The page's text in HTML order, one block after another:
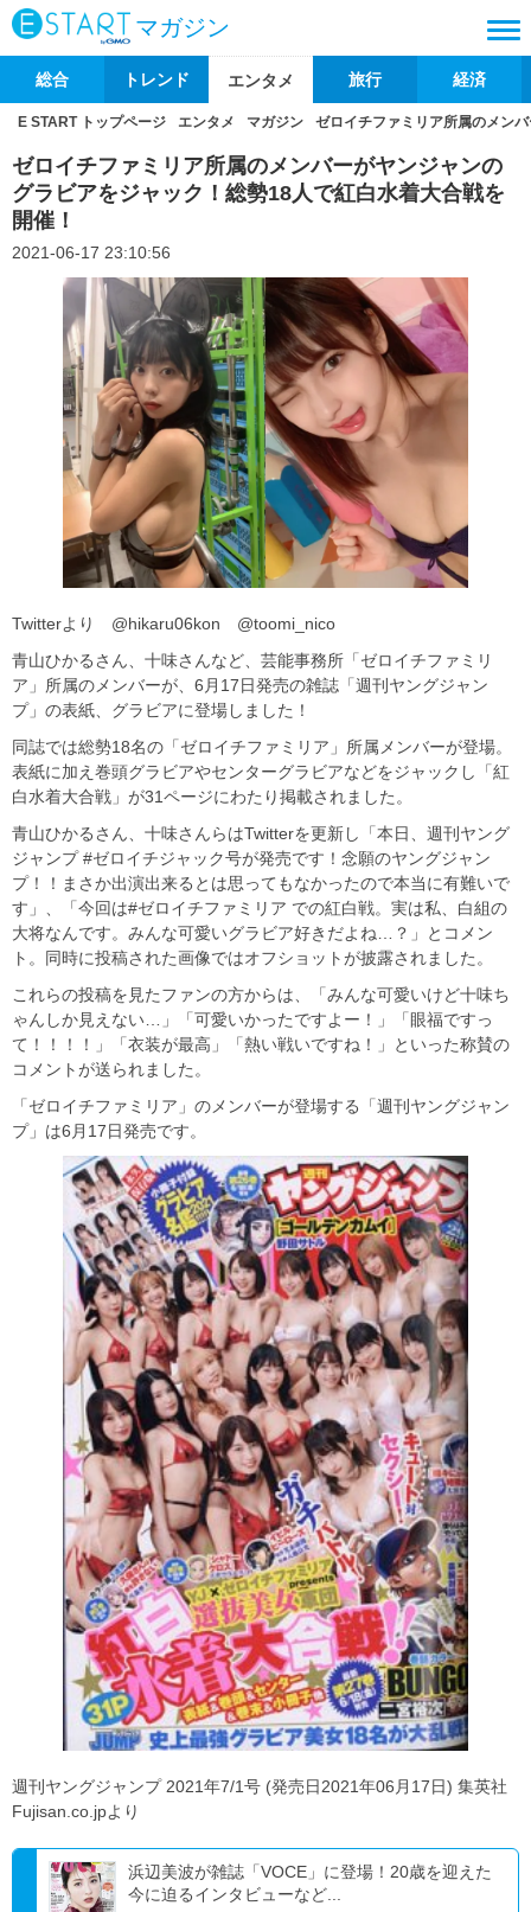
マガジン
総合 トレンド エンタメ 旅行 経済
E START トップページ エンタメ マガジン ゼロイチファミリア所属のメン
ゼロイチファミリア所属のメンバーがヤンジャンの
グラビアをジャック！総勢18人で紅白水着大合戦を
開催！
2021-06-17 23:10:56
Twitterより @hikaru06kon @toomi_nico
青山ひかるさん、十味さんなど、芸能事務所「ゼロイチファミリ
ア」所属のメンバーが、6月17日発売の雑誌「週刊ヤングジャン
プ」の表紙、グラビアに登場しました！
同誌では総勢18名の「ゼロイチファミリア」所属メンバーが登場。
表紙に加え巻頭グラビアやセンターグラビアなどをジャックし「紅
白水着大合戦」が31ページにわたり掲載されました。
青山ひかるさん、十味さんらはTwitterを更新し「本日、週刊ヤング
ジャンプ #ゼロイチジャック号が発売です！念願のヤングジャン
プ！！まさか出演出来るとは思ってもなかったので本当に有難いで
す」、「今回は#ゼロイチファミリア での紅白戦。実は私、白組の
大将なんです。みんな可愛いグラビア好きだよね…？」とコメン
ト。同時に投稿された画像ではオフショットが披露されました。
これらの投稿を見たファンの方からは、「みんな可愛いけど十味ち
ゃんしか見えない…」「可愛いかったですよー！」「眼福ですっ
て！！！！」「衣装が最高」「熱い戦いですね！」といった称賛の
コメントが送られました。
「ゼロイチファミリア」のメンバーが登場する「週刊ヤングジャン
プ」は6月17日発売です。
週刊ヤングジャンプ 2021年7/1号 (発売日2021年06月17日) 集英社
Fujisan.co.jpより
浜辺美波が雑誌「VOCE」に登場！20歳を迎えた
今に迫るインタビューなど...